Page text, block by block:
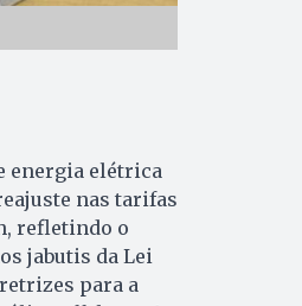
energia elétrica
nas tarifas
refletindo o
jabutis da Lei
para a